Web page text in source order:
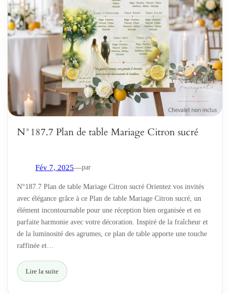
N°187.7 Plan de table Mariage Citron sucré
Fév 7, 2025—par
N°187.7 Plan de table Mariage Citron sucré Orientez vos invités
avec élégance grâce à ce Plan de table Mariage Citron sucré, un
élément incontournable pour une réception bien organisée et en
parfaite harmonie avec votre décoration. Inspiré de la fraîcheur et
de la luminosité des agrumes, ce plan de table apporte une touche
raffinée et…
Lire la suite